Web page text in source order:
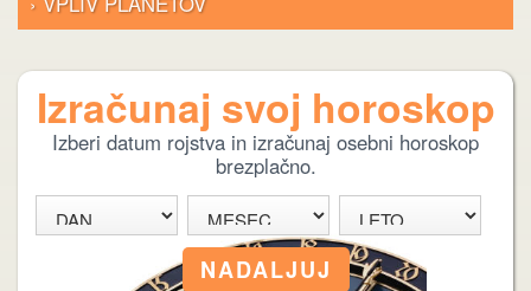
Izračunaj svoj horoskop
Izberi datum rojstva in izračunaj osebni horoskop
brezplačno.